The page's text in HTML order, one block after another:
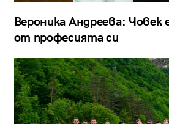
Вероника Андреева: Човек
от професията си